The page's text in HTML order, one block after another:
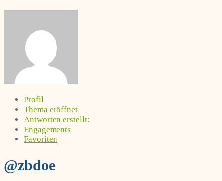
Profil
Thema eröffnet
Antworten erstellt:
Engagements
Favoriten
@zbdoe